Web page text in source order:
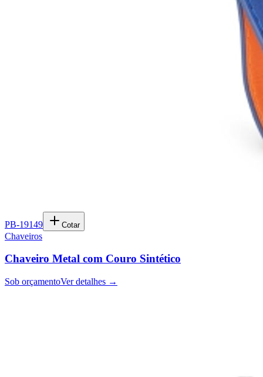
PB-19149 Cotar
Chaveiros
Chaveiro Metal com Couro Sintético
Sob orçamentoVer detalhes →